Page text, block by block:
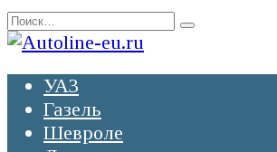
Перейти
к
Search
for:
УАЗ
Газель
Шевроле